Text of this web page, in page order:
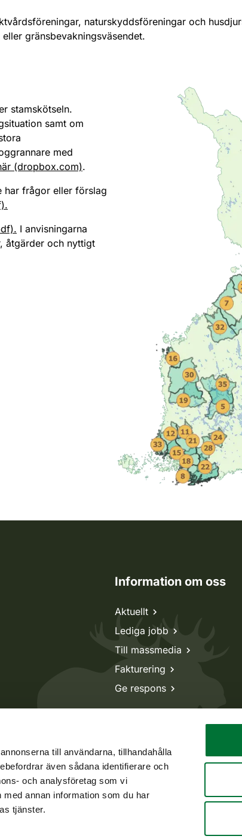
till användarna, tillhandahålla
även sådana identifierare och
och analysföretag som vi
annan information som du har
tjänster.
naturskyddsföreningar och
gränsbevakningsväsendet.
stamskötseln.
samt om
med
(dropbox.com).
har frågor eller förslag
I anvisningarna
åtgärder och nyttigt
Information om oss
Aktuellt
Lediga jobb
Till massmedia
Fakturering
Ge respons